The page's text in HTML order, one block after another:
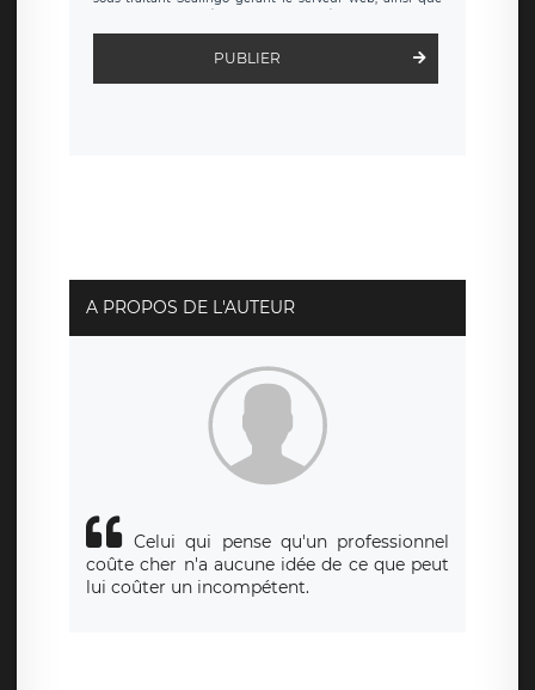
toute personne légalement autorisée. Le formulaire
d’inscription est hébergé sur un serveur hébergé par
clauses de
protection conformes au RGPD
. Les données collectées
sont conservées jusqu’à ce que l’Internaute en sollicite la
rue Léopold Sédar Senghor, joignable à l’adresse mail :
responsabledetraitement@legavox.fr. Vous avez
également le droit d’introduire une réclamation auprès
d’une autorité de contrôle.
PUBLIER
A PROPOS DE L'AUTEUR
Celui qui pense qu'un professionnel
coûte cher n'a aucune idée de ce que peut
lui coûter un incompétent.